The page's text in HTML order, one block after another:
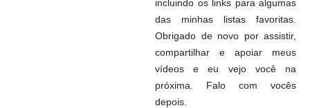
incluindo os links para algumas
das minhas listas favoritas.
Obrigado de novo por assistir,
compartilhar e apoiar meus
vídeos e eu vejo você na
próxima. Falo com vocês
depois.